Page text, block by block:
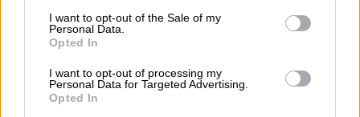
I want to opt-out of the Sale of my
Personal Data.
Opted In
I want to opt-out of processing my
Personal Data for Targeted Advertising.
Opted In